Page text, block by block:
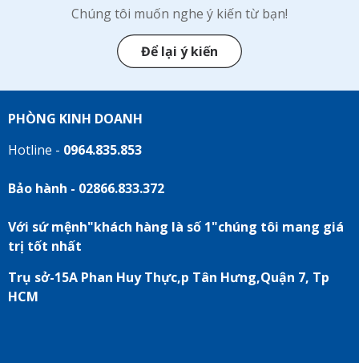
Chúng tôi muốn nghe ý kiến từ bạn!
Để lại ý kiến
PHÒNG KINH DOANH
Hotline - 0964.835.853
Bảo hành - 02866.833.372
Với sứ mệnh"khách hàng là số 1"chúng tôi mang giá
trị tốt nhất
Trụ sở-15A Phan Huy Thực,p Tân Hưng,Quận 7, Tp
HCM